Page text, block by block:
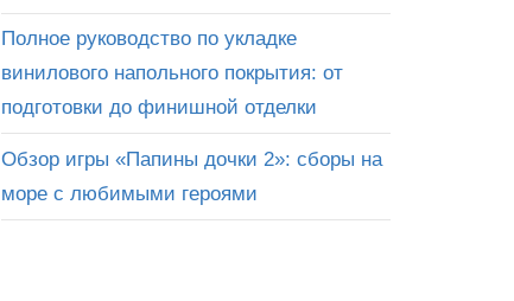
Полное руководство по укладке
винилового напольного покрытия: от
подготовки до финишной отделки
Обзор игры «Папины дочки 2»: сборы на
море с любимыми героями